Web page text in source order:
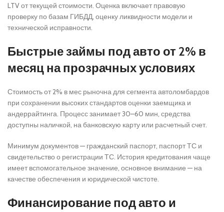
LTV от текущей стоимости. Оценка включает правовую
проверку по базам ГИБДД, оценку ликвидности модели и
технической исправности.
Быстрые займы под авто от 2% в
месяц на прозрачных условиях
Стоимость от 2% в мес рыночна для сегмента автоломбардов
при сохранении высоких стандартов оценки заемщика и
андеррайтинга. Процесс занимает 30–60 мин, средства
доступны наличкой, на банковскую карту или расчетный счет.
Минимум документов — гражданский паспорт, паспорт ТС и
свидетельство о регистрации ТС. История кредитования чаще
имеет вспомогательное значение, основное внимание — на
качестве обеспечения и юридической чистоте.
Финансирование под авто и